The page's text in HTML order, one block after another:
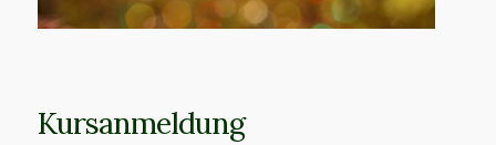
Kursanmeldung